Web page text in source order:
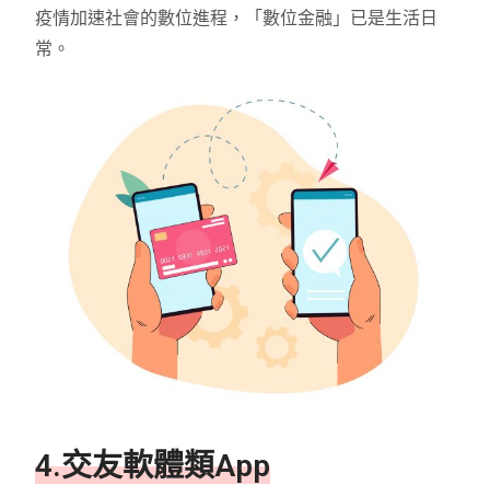
疫情加速社會的數位進程，「數位金融」已是生活日
常。
4.交友軟體類App